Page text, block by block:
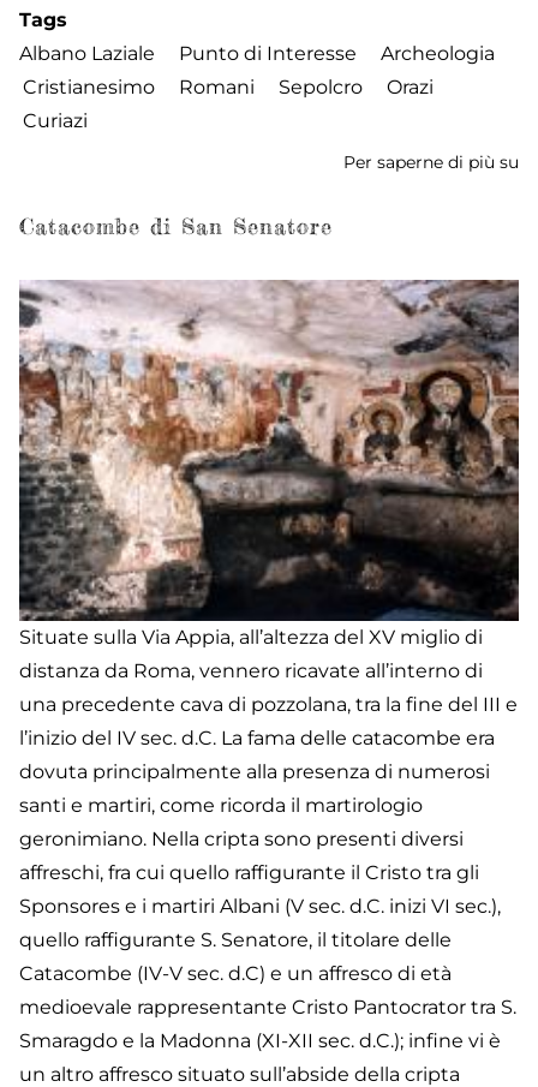
Tags
Albano Laziale
Punto di Interesse
Archeologia
Cristianesimo
Romani Sepolcro
Orazi
Curiazi
Per saperne di più su
Catacombe di San Senatore
Situate sulla Via Appia, all’altezza del XV miglio di
distanza da Roma, vennero ricavate all’interno di
una precedente cava di pozzolana, tra la fine del III e
l’inizio del IV sec. d.C. La fama delle catacombe era
dovuta principalmente alla presenza di numerosi
santi e martiri, come ricorda il martirologio
geronimiano. Nella cripta sono presenti diversi
affreschi, fra cui quello raffigurante il Cristo tra gli
Sponsores e i martiri Albani (V sec. d.C. inizi VI sec.),
quello raffigurante S. Senatore, il titolare delle
Catacombe (IV-V sec. d.C) e un affresco di età
medioevale rappresentante Cristo Pantocrator tra S.
Smaragdo e la Madonna (XI-XII sec. d.C.); infine vi è
un altro affresco situato sull’abside della cripta